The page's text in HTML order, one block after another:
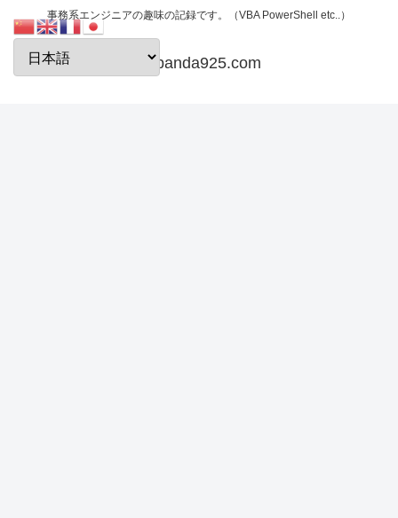
事務系エンジニアの趣味の記録です。（VBA PowerShell etc..）
papanda925.com